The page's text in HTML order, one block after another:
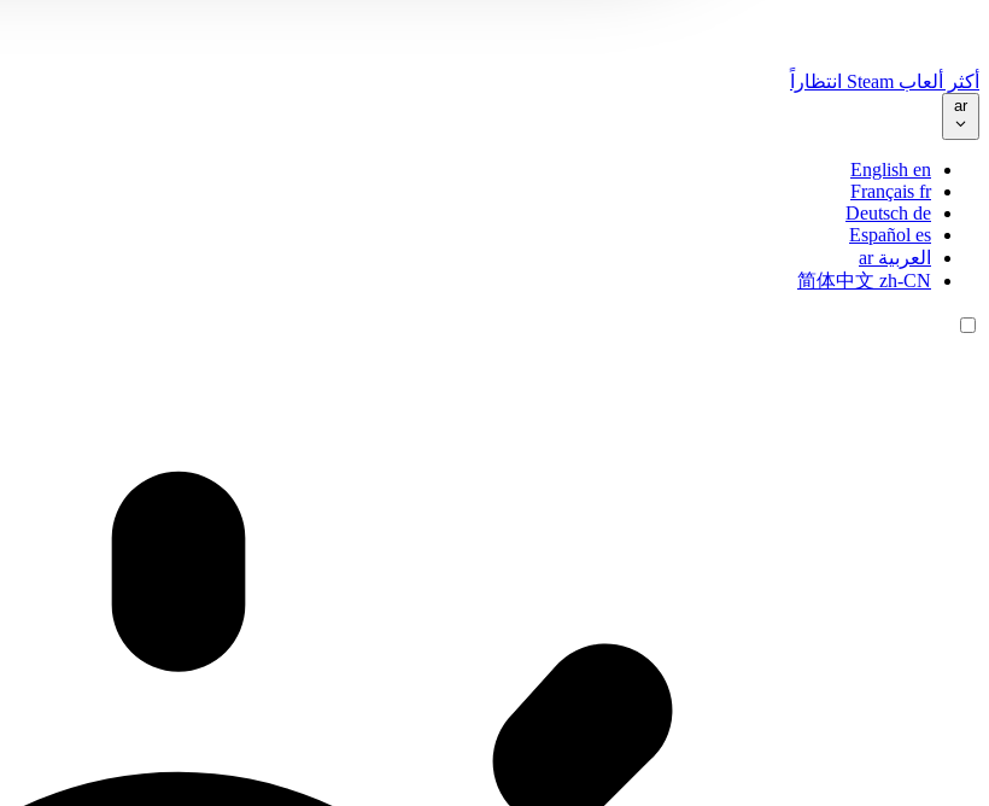
أكثر ألعاب Steam انتظاراً
ar
English en
Français fr
Deutsch de
Español es
العربية ar
简体中文 zh-CN